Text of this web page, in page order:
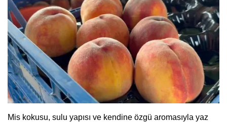
Mis kokusu, sulu yapısı ve kendine özgü aromasıyla yaz